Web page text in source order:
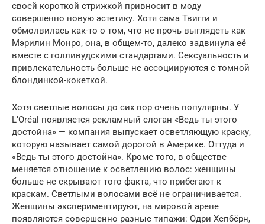
своей короткой стрижкой привносит в моду
совершенно новую эстетику. Хотя сама Твигги и
обмолвилась как-то о том, что не прочь выглядеть как
Мэрилин Монро, она, в общем-то, далеко задвинула её
вместе с голливудскими стандартами. Сексуальность и
привлекательность больше не ассоциируются с томной
блондинкой-кокеткой.
Хотя светлые волосы до сих пор очень популярны. У
L’Oréal появляется рекламный слоган «Ведь ты этого
достойна» — компания выпускает осветляющую краску,
которую называет самой дорогой в Америке. Оттуда и
«Ведь ты этого достойна». Кроме того, в обществе
меняется отношение к осветлению волос: женщины
больше не скрывают того факта, что прибегают к
краскам. Светлыми волосами всё не ограничивается.
Женщины экспериментируют, на мировой арене
появляются совершенно разные типажи: Одри Хепбёрн,